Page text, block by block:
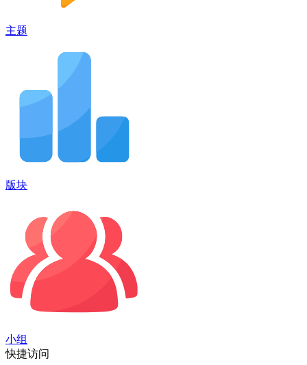
主题
版块
小组
快捷访问